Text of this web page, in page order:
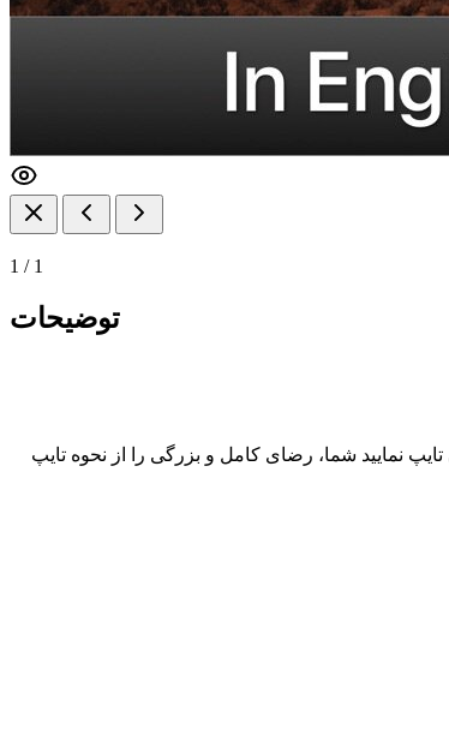
1 / 1
توضیحات
نمایید شما، رضای کامل و بزرگی را از نحوه تایپ